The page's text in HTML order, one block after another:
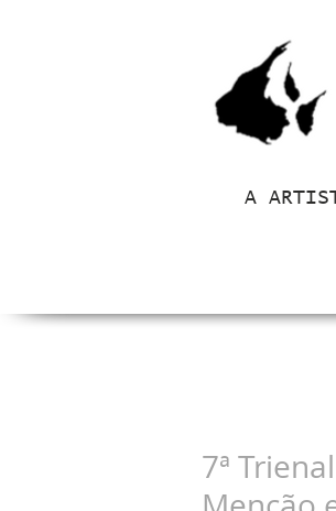
A
7ª